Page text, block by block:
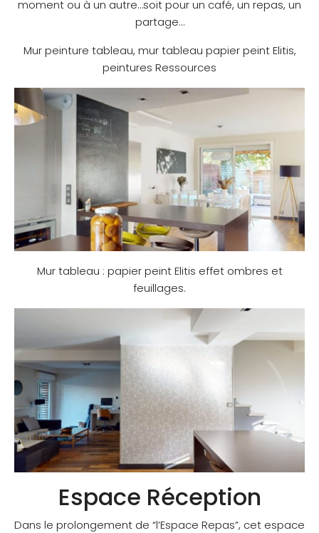
moment ou à un autre…soit pour un café, un repas, un
partage…
Mur peinture tableau, mur tableau papier peint Elitis,
peintures Ressources
Mur tableau : papier peint Elitis effet ombres et
feuillages.
Espace Réception
Dans le prolongement de “l’Espace Repas”, cet espace